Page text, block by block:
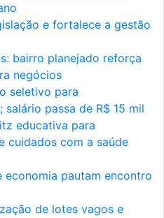
e fortalece a gestão
bairro planejado reforça
negócios
seletivo para
salário passa de R$ 15 mil
educativa para
cuidados com a saúde
economia pautam encontro
de lotes vagos e